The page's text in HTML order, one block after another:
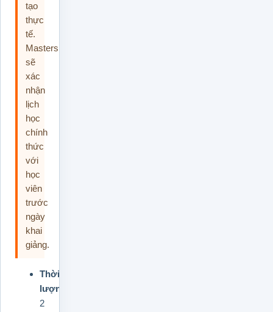
tạo
thực
tế.
Masterskills
sẽ
xác
nhận
lịch
học
chính
thức
với
học
viên
trước
ngày
khai
giảng.
Thời
lượng:
2